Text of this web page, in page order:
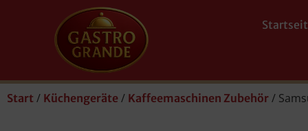
Start / Küchengeräte / Kaffeemaschinen Zubehör /